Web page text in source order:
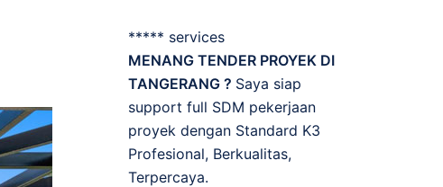
***** services
MENANG TENDER PROYEK DI
TANGERANG ? Saya siap
support full SDM pekerjaan
proyek dengan Standard K3
Profesional, Berkualitas,
Terpercaya.